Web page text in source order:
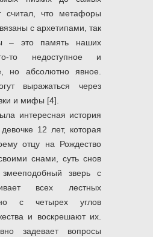
считал, что метафоры
с архетипами, так
– это память наших
то недоступное и
но абсолютно явное.
выражаться через
и мифы [4].
интересная история
12 лет, которая
отцу на Рождество
снами, суть снов
зверь с
всех лестных
с четырех углов
и воскрешают их.
задевает вопросы